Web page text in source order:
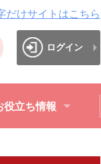
だけサイトはこちら
ログイン
役立ち情報